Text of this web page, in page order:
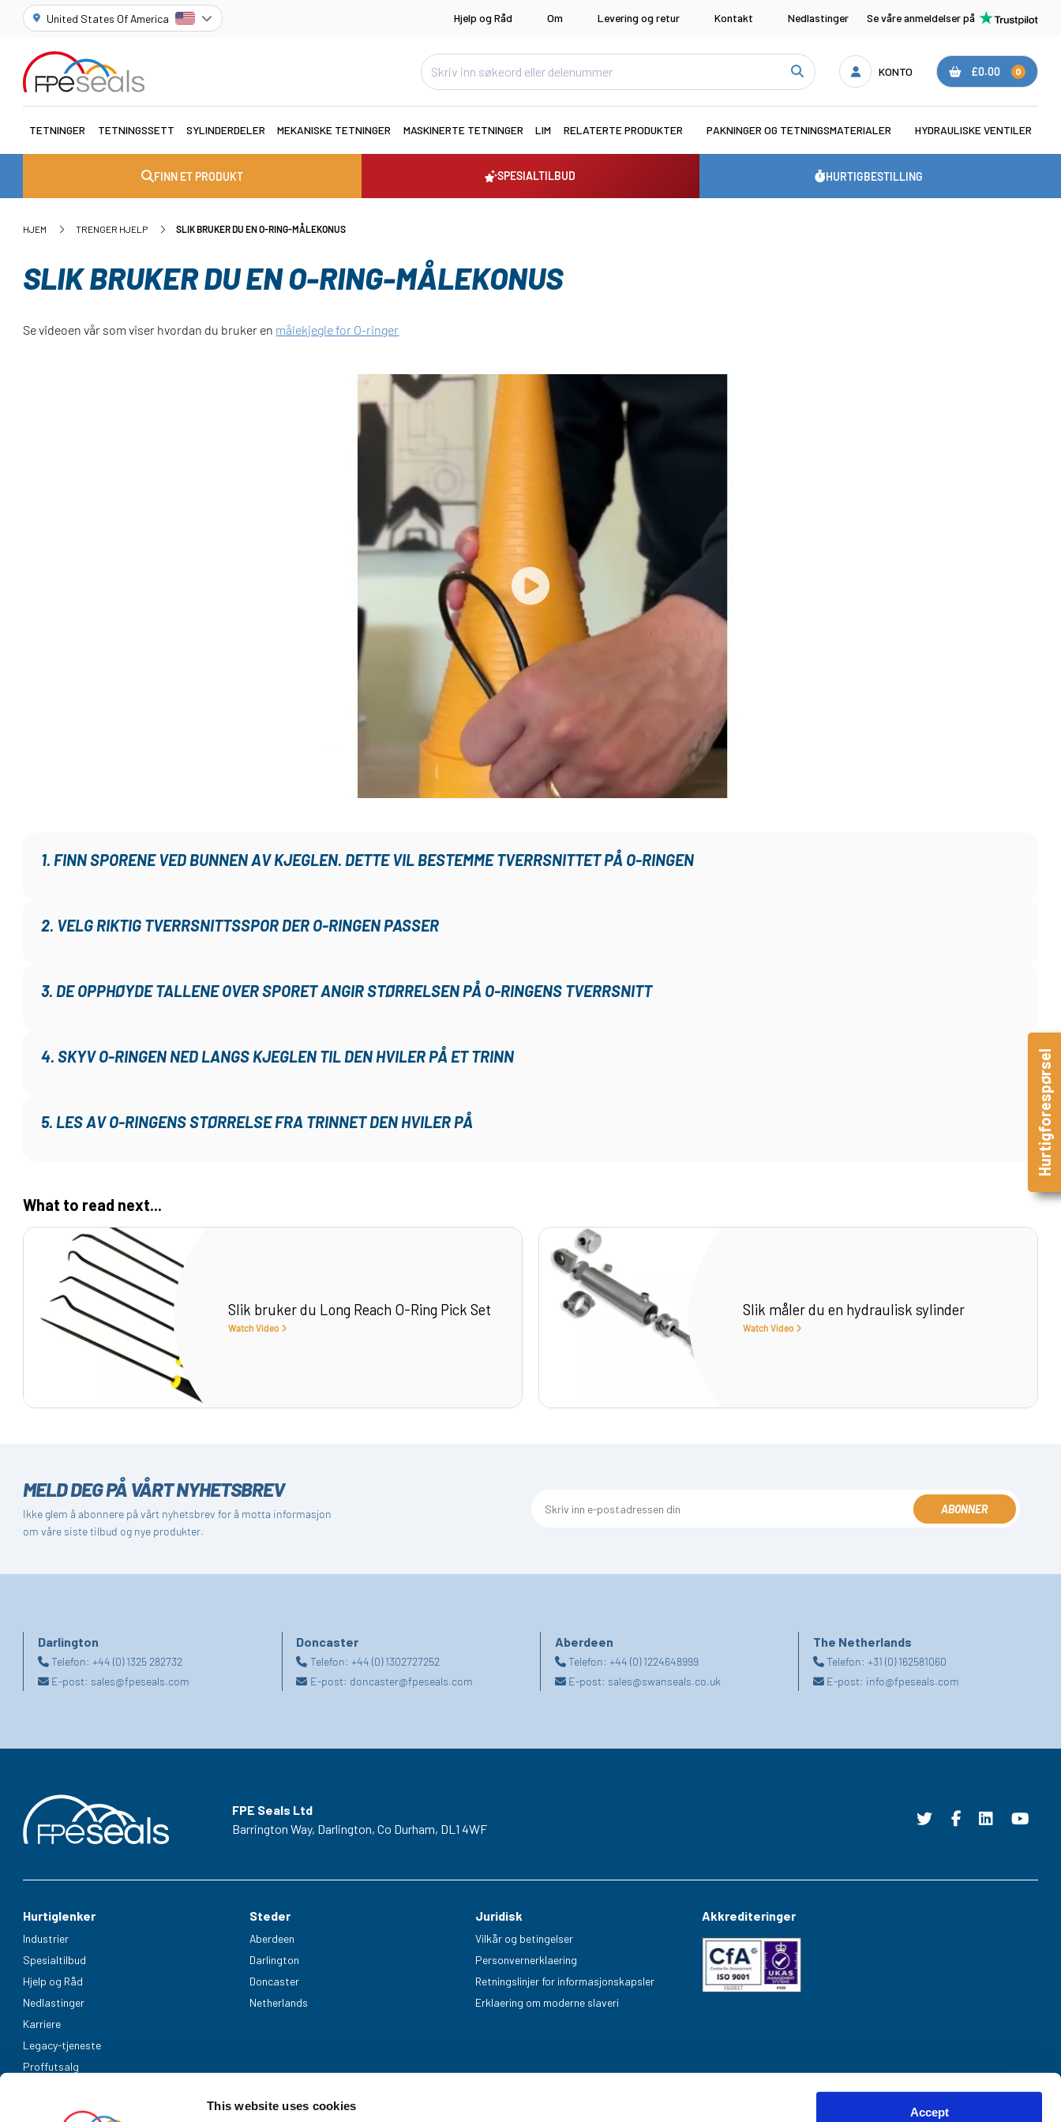
This website uses cookies Accept
United States Of America Hjelp og Råd Om Levering og retur Kontakt Nedlastinger Se våre anmeldelser på
KONTO £0.00 0
TETNINGER TETNINGSSETT SYLINDERDELER MEKANISKE TETNINGER MASKINERTE TETNINGER LIM RELATERTE PRODUKTER PAKNINGER OG TETNINGSMATERIALER HYDRAULISKE VENTILER
FINN ET PRODUKT SPESIALTILBUD HURTIGBESTILLING
HJEM TRENGER HJELP SLIK BRUKER DU EN O-RING-MÅLEKONUS
SLIK BRUKER DU EN O-RING-MÅLEKONUS
Se videoen vår som viser hvordan du bruker en målekjegle for O-ringer
1. FINN SPORENE VED BUNNEN AV KJEGLEN. DETTE VIL BESTEMME TVERRSNITTET PÅ O-RINGEN
2. VELG RIKTIG TVERRSNITTSSPOR DER O-RINGEN PASSER
3. DE OPPHØYDE TALLENE OVER SPORET ANGIR STØRRELSEN PÅ O-RINGENS TVERRSNITT
4. SKYV O-RINGEN NED LANGS KJEGLEN TIL DEN HVILER PÅ ET TRINN
5. LES AV O-RINGENS STØRRELSE FRA TRINNET DEN HVILER PÅ
What to read next...
Slik bruker du Long Reach O-Ring Pick Set
Watch Video
Slik måler du en hydraulisk sylinder
Watch Video
MELD DEG PÅ VÅRT NYHETSBREV
Ikke glem å abonnere på vårt nyhetsbrev for å motta informasjon
om våre siste tilbud og nye produkter.
ABONNER
Darlington
Telefon:+44 (0) 1325 282732
E-post: sales@fpeseals.com
Doncaster
Telefon: +44 (0) 1302727252
E-post: doncaster@fpeseals.com
Aberdeen
Telefon: +44 (0) 1224648999
E-post: sales@swanseals.co.uk
The Netherlands
Telefon:+31 (0) 162581060
E-post: info@fpeseals.com
FPE Seals Ltd
Barrington Way, Darlington, Co Durham, DL1 4WF
Hurtiglenker
Industrier
Spesialtilbud
Hjelp og Råd
Nedlastinger
Karriere
Legacy-tjeneste
Proffutsalg
Steder
Aberdeen
Darlington
Doncaster
Netherlands
Juridisk
Vilkår og betingelser
Personvernerklaering
Retningslinjer for informasjonskapsler
Erklaering om moderne slaveri
Akkrediteringer
Hurtigforespørsel